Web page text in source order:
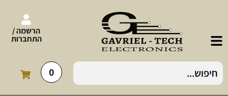
הרשמה /
התחברות
0